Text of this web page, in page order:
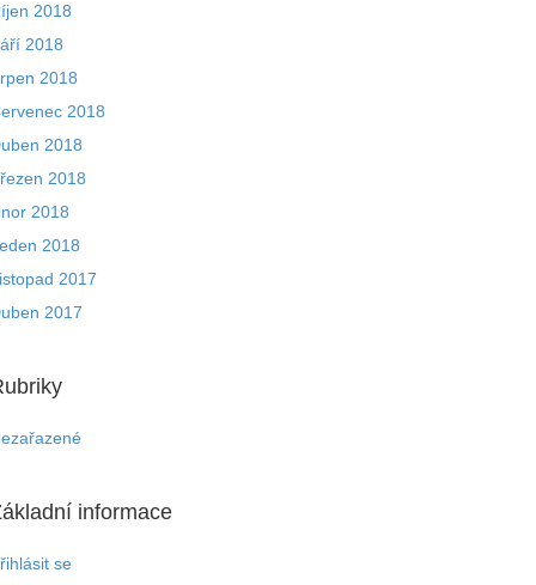
2018
2018
2018
2018
2018
2018
2018
2018
2017
2017
informace
se